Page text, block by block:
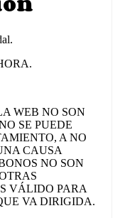
WEB NO SON
SE PUEDE
A NO
CAUSA
NO SON
VÁLIDO PARA
VA DIRIGIDA.